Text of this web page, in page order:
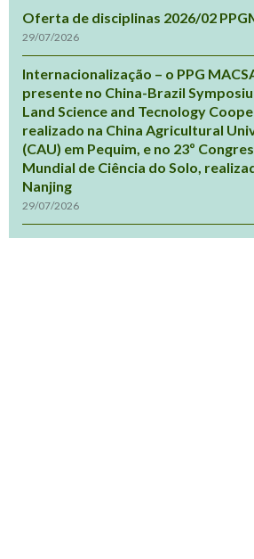
Oferta de disciplinas 2026/02
29/07/2026
Internacionalização – o PPG
presente no China-Brazil
Land Science and Tecnology
realizado na China Agricultural
(CAU) em Pequim, e no 23º
Mundial de Ciência do Solo,
Nanjing
29/07/2026